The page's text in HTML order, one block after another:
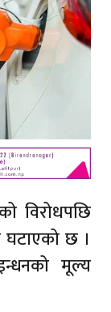
विरोधपछि
छ ।
मूल्य